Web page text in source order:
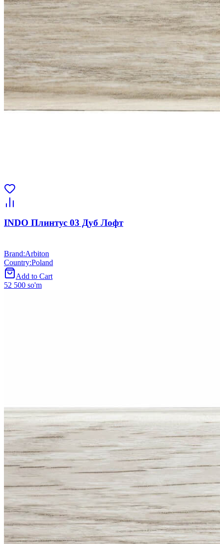
INDO Плинтус 03 Дуб Лофт
Brand:Arbiton
Country:Poland
Add to Cart
52 500 so'm